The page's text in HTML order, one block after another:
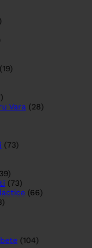
(19)
Vara (28)
(73)
(73)
(66)
(104)